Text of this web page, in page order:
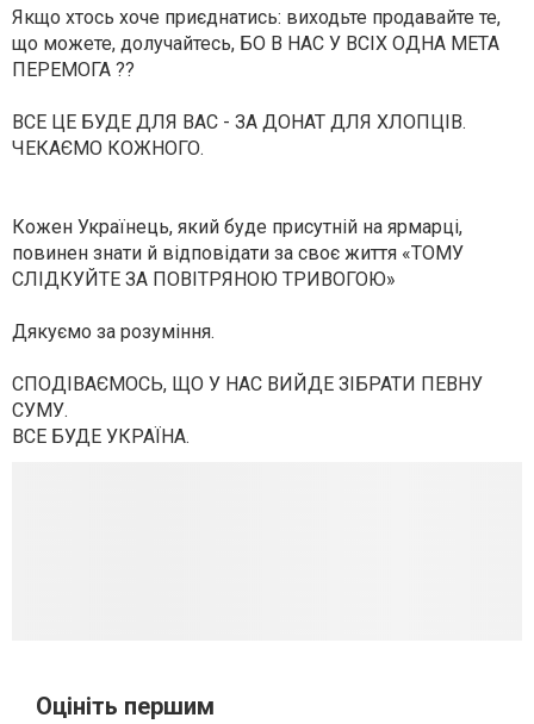
Якщо хтось хоче приєднатись: виходьте продавайте те,
що можете, долучайтесь, БО В НАС У ВСІХ ОДНА МЕТА
ПЕРЕМОГА ??
ВСЕ ЦЕ БУДЕ ДЛЯ ВАС - ЗА ДОНАТ ДЛЯ ХЛОПЦІВ.
ЧЕКАЄМО КОЖНОГО.
Кожен Українець, який буде присутній на ярмарці,
повинен знати й відповідати за своє життя «ТОМУ
СЛІДКУЙТЕ ЗА ПОВІТРЯНОЮ ТРИВОГОЮ»
Дякуємо за розуміння.
СПОДІВАЄМОСЬ, ЩО У НАС ВИЙДЕ ЗІБРАТИ ПЕВНУ
СУМУ.
ВСЕ БУДЕ УКРАЇНА.
Оцініть першим